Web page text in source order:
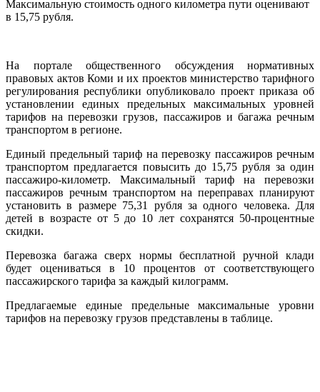
Максимальную стоимость одного километра пути оценивают
в 15,75 рубля.
На портале общественного обсуждения нормативных
правовых актов Коми и их проектов министерство тарифного
регулирования республики опубликовало проект приказа об
установлении единых предельных максимальных уровней
тарифов на перевозки грузов, пассажиров и багажа речным
транспортом в регионе.
Единый предельный тариф на перевозку пассажиров речным
транспортом предлагается повысить до 15,75 рубля за один
пассажиро-километр. Максимальный тариф на перевозки
пассажиров речным транспортом на переправах планируют
установить в размере 75,31 рубля за одного человека. Для
детей в возрасте от 5 до 10 лет сохранятся 50-процентные
скидки.
Перевозка багажа сверх нормы бесплатной ручной клади
будет оцениваться в 10 процентов от соответствующего
пассажирского тарифа за каждый килограмм.
Предлагаемые единые предельные максимальные уровни
тарифов на перевозку грузов представлены в таблице.